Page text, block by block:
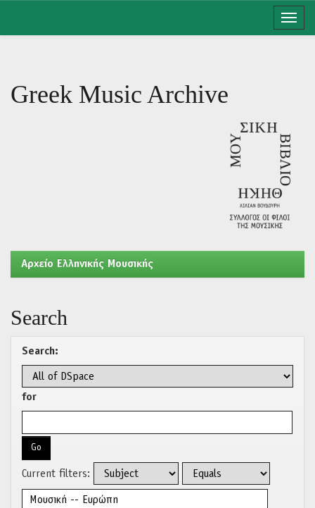
Greek Music Archive
Aρχείο Ελληνικής Μουσικής
Search
Search:
for
Current filters: